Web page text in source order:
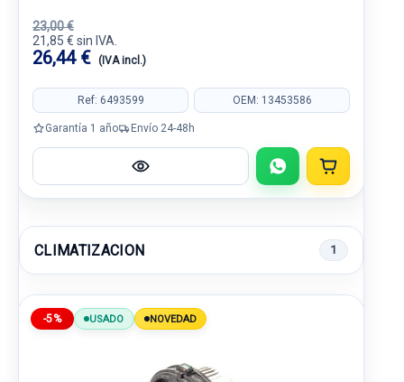
23,00 €
21,85 € sin IVA.
26,44 € (IVA incl.)
Ref: 6493599 OEM: 13453586
Garantía 1 año Envío 24-48h
CLIMATIZACION 1
-5% USADO NOVEDAD